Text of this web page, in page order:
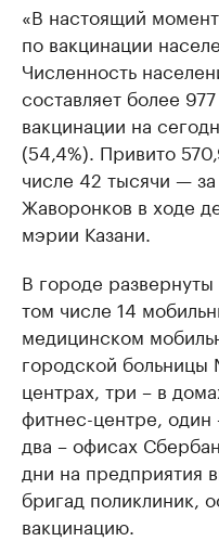
«В настоящий
по вакцинации
Численность
составляет более
вакцинации на
(54,4%). Привито
числе 42 тысячи —
Жаворонков в ходе
мэрии Казани.
В городе
том числе 14
медицинском
городской
центрах, три – в
фитнес-центре, один
два – офисах
дни на предприятия
бригад поликлиник,
вакцинацию.